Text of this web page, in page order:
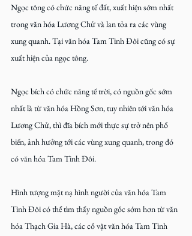
Ngọc tông có chức năng tế đất, xuất hiện sớm nhất
trong văn hóa Lương Chử và lan tỏa ra các vùng
xung quanh. Tại văn hóa Tam Tinh Đôi cũng có sự
xuất hiện của ngọc tông.
Ngọc bích có chức năng tế trời, có nguồn gốc sớm
nhất là từ văn hóa Hồng Sơn, tuy nhiên tới văn hóa
Lương Chử, thì đĩa bích mới thực sự trở nên phổ
biến, ảnh hưởng tới các vùng xung quanh, trong đó
có văn hóa Tam Tinh Đôi.
Hình tượng mặt nạ hình người của văn hóa Tam
Tinh Đôi có thể tìm thấy nguồn gốc sớm hơn từ văn
hóa Thạch Gia Hà, các cổ vật văn hóa Tam Tinh